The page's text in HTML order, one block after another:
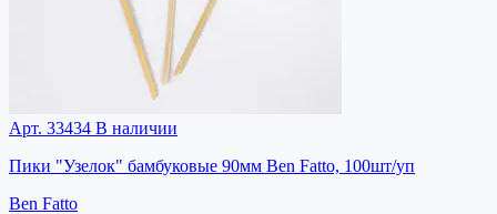
Арт. 33434 В наличии
Пики "Узелок" бамбуковые 90мм Ben Fatto, 100шт/уп
Ben Fatto